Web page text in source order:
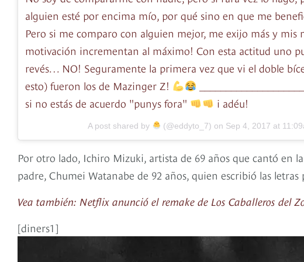
alguien esté por encima mío, por qué sino en que me
Pero si me comparo con alguien mejor, me exijo más y mis
motivación incrementan al máximo! Con esta actitud uno
revés… NO! Seguramente la primera vez que vi el doble
esto) fueron los de Mazinger Z!
si no estás de acuerdo "punys fora"
i adéu!
A post shared by (@eddyto_7) on Sep 4, 2017 at
Por otro lado, Ichiro Mizuki, artista de 69 años que cantó en
padre, Chumei Watanabe de 92 años, quien escribió las letras
Vea también: Netflix anunció el remake de Los Caballeros del
[diners1]